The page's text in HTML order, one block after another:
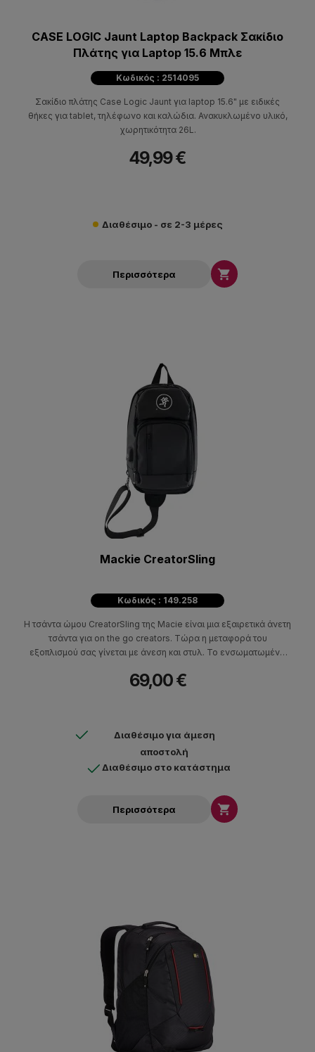
CASE LOGIC Jaunt Laptop Backpack Σακίδιο
Πλάτης για Laptop 15.6 Μπλε
Κωδικός : 2514095
Σακίδιο πλάτης Case Logic Jaunt για laptop 15.6" με ειδικές
θήκες για tablet, τηλέφωνο και καλώδια. Ανακυκλωμένο υλικό,
χωρητικότητα 26L.
49,99 €
Διαθέσιμο - σε 2-3 μέρες
Περισσότερα 
Mackie CreatorSling
Κωδικός : 149.258
Η τσάντα ώμου CreatorSling της Macie είναι μια εξαιρετικά άνετη
τσάντα για on the go creators. Tώρα η μεταφορά του
εξοπλισμού σας γίνεται με άνεση και στυλ. To ενσωματωμένο
εφεδρική μπαταρία. Χωράει συσκευές έως και 12” σε μέγεθος.
69,00 €
Διαθέσιμο για άμεση
αποστολή
Διαθέσιμο στο κατάστημα
Περισσότερα 